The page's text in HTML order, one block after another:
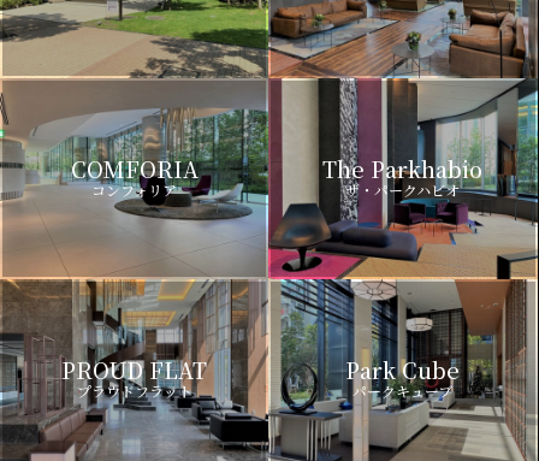
COMFORIA
コンフォリア
The Parkhabio
ザ・パークハビオ
PROUD FLAT
プラウドフラット
Park Cube
パークキューブ